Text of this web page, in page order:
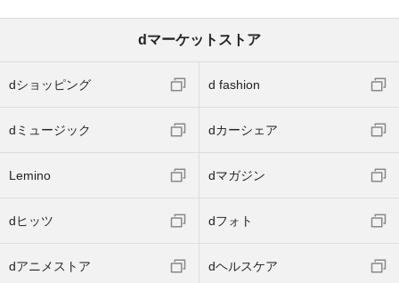
dマーケットストア
dショッピング d fashion
dミュージック dカーシェア
Lemino dマガジン
dヒッツ dフォト
dアニメストア dヘルスケア